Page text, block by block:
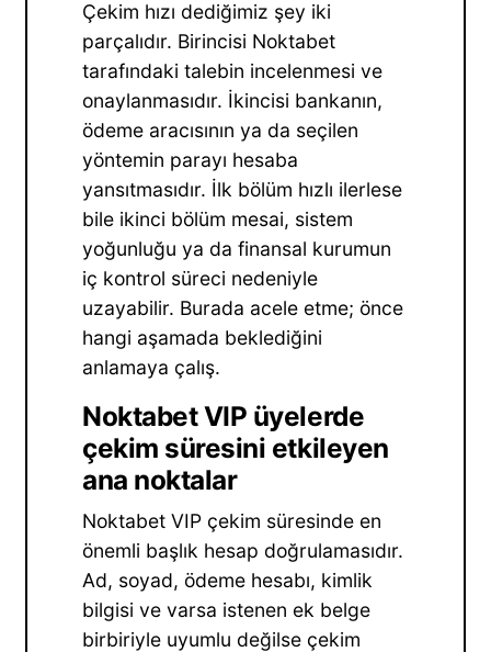
Çekim hızı dediğimiz şey iki
parçalıdır. Birincisi Noktabet
tarafındaki talebin incelenmesi ve
onaylanmasıdır. İkincisi bankanın,
ödeme aracısının ya da seçilen
yöntemin parayı hesaba
yansıtmasıdır. İlk bölüm hızlı ilerlese
bile ikinci bölüm mesai, sistem
yoğunluğu ya da finansal kurumun
iç kontrol süreci nedeniyle
uzayabilir. Burada acele etme; önce
hangi aşamada beklediğini
anlamaya çalış.
Noktabet VIP üyelerde
çekim süresini etkileyen
ana noktalar
Noktabet VIP çekim süresinde en
önemli başlık hesap doğrulamasıdır.
Ad, soyad, ödeme hesabı, kimlik
bilgisi ve varsa istenen ek belge
birbiriyle uyumlu değilse çekim